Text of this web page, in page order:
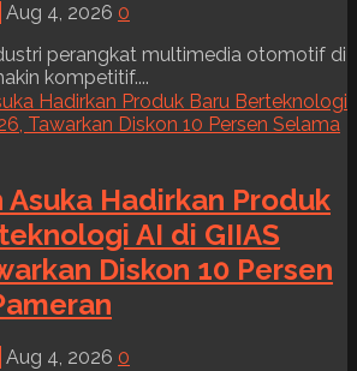
Aug 4, 2026 0
perangkat multimedia otomotif di
kompetitif....
Asuka Hadirkan Produk
AI di GIIAS
Diskon 10 Persen
Aug 4, 2026 0